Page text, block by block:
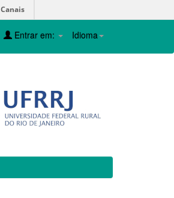
Canais
Idioma
Entrar em: